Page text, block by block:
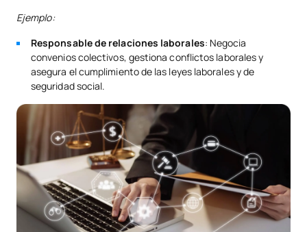
Ejemplo:
Responsable de relaciones laborales: Negocia
convenios colectivos, gestiona conflictos laborales y
asegura el cumplimiento de las leyes laborales y de
seguridad social.